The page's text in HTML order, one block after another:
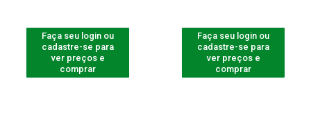
Faça seu login ou
cadastre-se para
ver preços e
comprar
Faça seu login ou
cadastre-se para
ver preços e
comprar